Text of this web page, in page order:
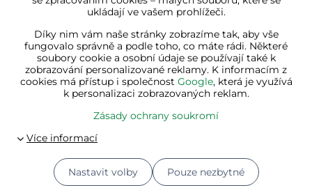
ukládají ve vašem prohlížeči.
Díky nim vám naše stránky zobrazíme tak, aby vše
fungovalo správně a podle toho, co máte rádi. Některé
soubory cookie a osobní údaje se používají také k
zobrazování personalizované reklamy. K informacím z
cookies má přístup i společnost Google, která je využívá
k personalizaci zobrazovaných reklam.
Zásady ochrany soukromí
Nastavit volby Pouze nezbytné